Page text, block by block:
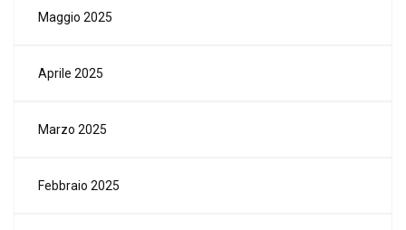
Maggio 2025
Aprile 2025
Marzo 2025
Febbraio 2025